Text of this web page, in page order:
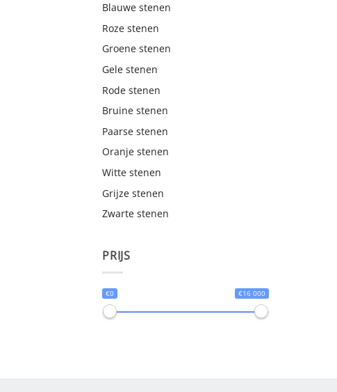
Blauwe stenen
Roze stenen
Groene stenen
Gele stenen
Rode stenen
Bruine stenen
Paarse stenen
Oranje stenen
Witte stenen
Grijze stenen
Zwarte stenen
PRIJS
€0 €16 000